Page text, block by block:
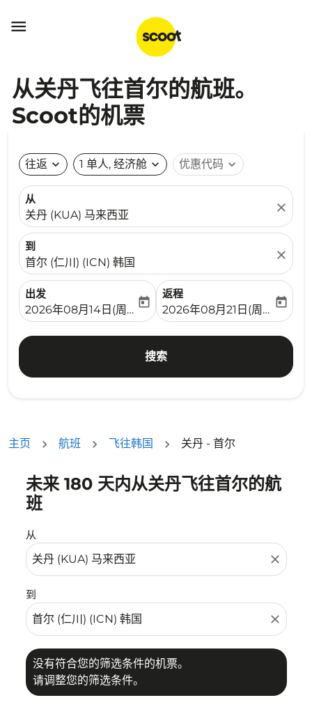

从关丹飞往首尔的航班。
Scoot的机票
往返 expand_more 1 单人, 经济舱 expand_more 优惠代码 expand_more
从
关丹 (KUA) 马来西亚
close
到
首尔 (仁川) (ICN) 韩国
close
出发
fc-booking-departure-date-aria-label
2026年08月14日(周五)
today
返程
fc-booking-return-date-
2026年08月21日(周五)
today
搜索
主页 航班 飞往韩国 关丹 - 首尔
未来 180 天内从关丹飞往首尔的航
班
从
close
到
close
没有符合您的筛选条件的机票。
请调整您的筛选条件。
没有符合您的筛选条件的机票。请调整您的筛选条件。